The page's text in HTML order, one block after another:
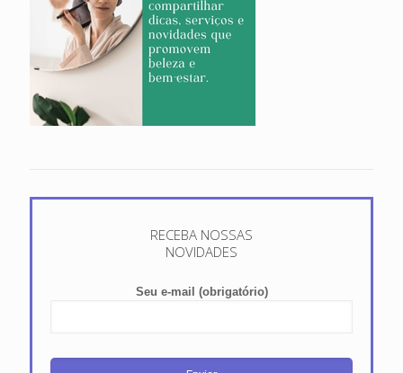
RECEBA NOSSAS
NOVIDADES
Seu e-mail (obrigatório)